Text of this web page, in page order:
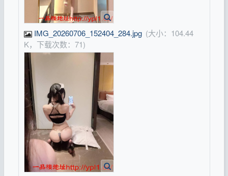
IMG_20260706_152404_284.jpg (大小：104.44
K，下载次数：71)